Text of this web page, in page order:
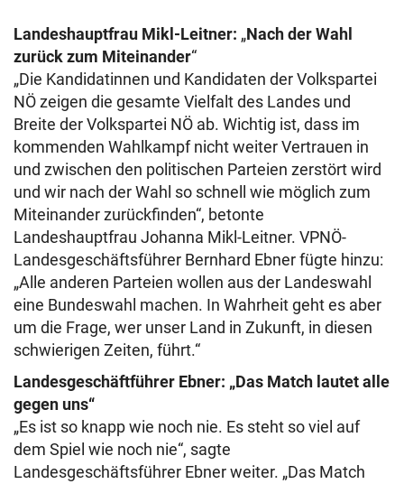
Landeshauptfrau Mikl-Leitner: „Nach der Wahl
zurück zum Miteinander“
„Die Kandidatinnen und Kandidaten der Volkspartei
NÖ zeigen die gesamte Vielfalt des Landes und
Breite der Volkspartei NÖ ab. Wichtig ist, dass im
kommenden Wahlkampf nicht weiter Vertrauen in
und zwischen den politischen Parteien zerstört wird
und wir nach der Wahl so schnell wie möglich zum
Miteinander zurückfinden“, betonte
Landeshauptfrau Johanna Mikl-Leitner. VPNÖ-
Landesgeschäftsführer Bernhard Ebner fügte hinzu:
„Alle anderen Parteien wollen aus der Landeswahl
eine Bundeswahl machen. In Wahrheit geht es aber
um die Frage, wer unser Land in Zukunft, in diesen
schwierigen Zeiten, führt.“
Landesgeschäftführer Ebner: „Das Match lautet alle
gegen uns“
„Es ist so knapp wie noch nie. Es steht so viel auf
dem Spiel wie noch nie“, sagte
Landesgeschäftsführer Ebner weiter. „Das Match